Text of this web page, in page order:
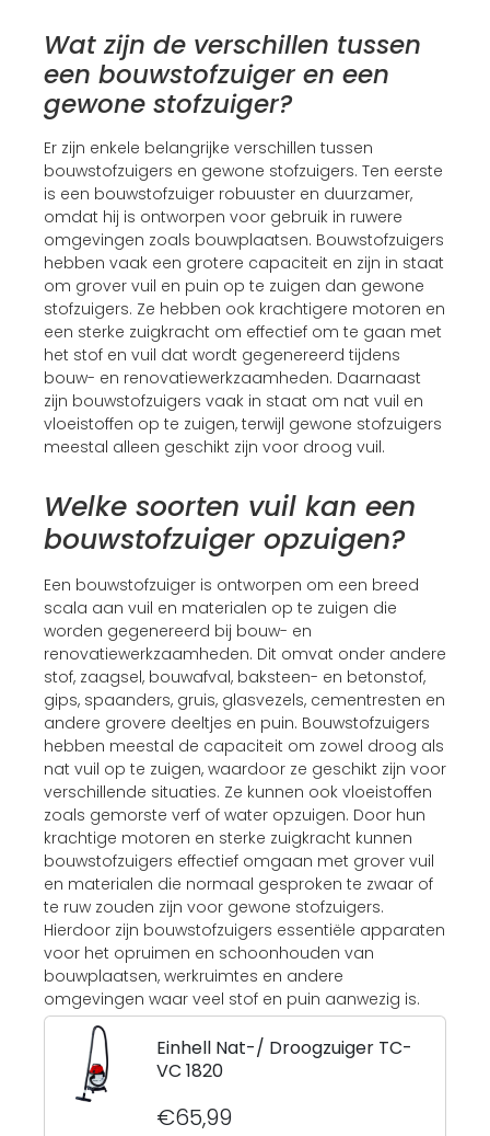
Wat zijn de verschillen tussen
een bouwstofzuiger en een
gewone stofzuiger?
Er zijn enkele belangrijke verschillen tussen
bouwstofzuigers en gewone stofzuigers. Ten eerste
is een bouwstofzuiger robuuster en duurzamer,
omdat hij is ontworpen voor gebruik in ruwere
omgevingen zoals bouwplaatsen. Bouwstofzuigers
hebben vaak een grotere capaciteit en zijn in staat
om grover vuil en puin op te zuigen dan gewone
stofzuigers. Ze hebben ook krachtigere motoren en
een sterke zuigkracht om effectief om te gaan met
het stof en vuil dat wordt gegenereerd tijdens
bouw- en renovatiewerkzaamheden. Daarnaast
zijn bouwstofzuigers vaak in staat om nat vuil en
vloeistoffen op te zuigen, terwijl gewone stofzuigers
meestal alleen geschikt zijn voor droog vuil.
Welke soorten vuil kan een
bouwstofzuiger opzuigen?
Een bouwstofzuiger is ontworpen om een breed
scala aan vuil en materialen op te zuigen die
worden gegenereerd bij bouw- en
renovatiewerkzaamheden. Dit omvat onder andere
stof, zaagsel, bouwafval, baksteen- en betonstof,
gips, spaanders, gruis, glasvezels, cementresten en
andere grovere deeltjes en puin. Bouwstofzuigers
hebben meestal de capaciteit om zowel droog als
nat vuil op te zuigen, waardoor ze geschikt zijn voor
verschillende situaties. Ze kunnen ook vloeistoffen
zoals gemorste verf of water opzuigen. Door hun
krachtige motoren en sterke zuigkracht kunnen
bouwstofzuigers effectief omgaan met grover vuil
en materialen die normaal gesproken te zwaar of
te ruw zouden zijn voor gewone stofzuigers.
Hierdoor zijn bouwstofzuigers essentiële apparaten
voor het opruimen en schoonhouden van
bouwplaatsen, werkruimtes en andere
omgevingen waar veel stof en puin aanwezig is.
Einhell Nat-/ Droogzuiger TC-
VC 1820
€65,99